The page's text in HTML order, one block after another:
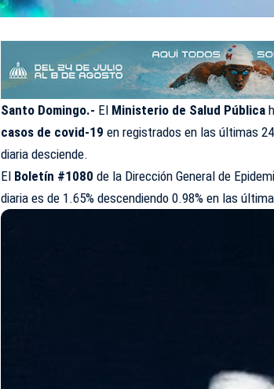
Santo Domingo.- El Ministerio de Salud Pública
casos de covid-19 en registrados en las últimas
diaria desciende.
El Boletín #1080 de la Dirección General de
diaria es de 1.65% descendiendo 0.98% en las